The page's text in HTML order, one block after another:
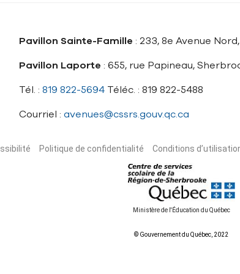
Pavillon Sainte-Famille : 233, 8e Avenue
Pavillon Laporte : 655, rue Papineau,
Tél. : 819 822-5694 Téléc. : 819 822-5488
Courriel : avenues@cssrs.gouv.qc.ca
Politique de confidentialité Conditions
Ministère de l'Éducation du Québec
© Gouvernement du Québec, 2022